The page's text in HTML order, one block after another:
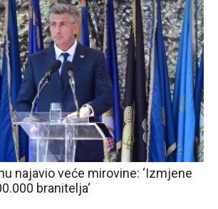
najavio veće mirovine: ‘Izmjene
branitelja‘